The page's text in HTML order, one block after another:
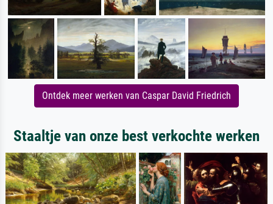
Ontdek meer werken van Caspar David Friedrich
Staaltje van onze best verkochte werken